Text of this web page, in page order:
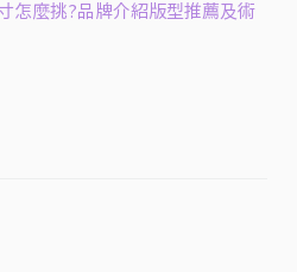
怎麼挑?品牌介紹版型推薦及術